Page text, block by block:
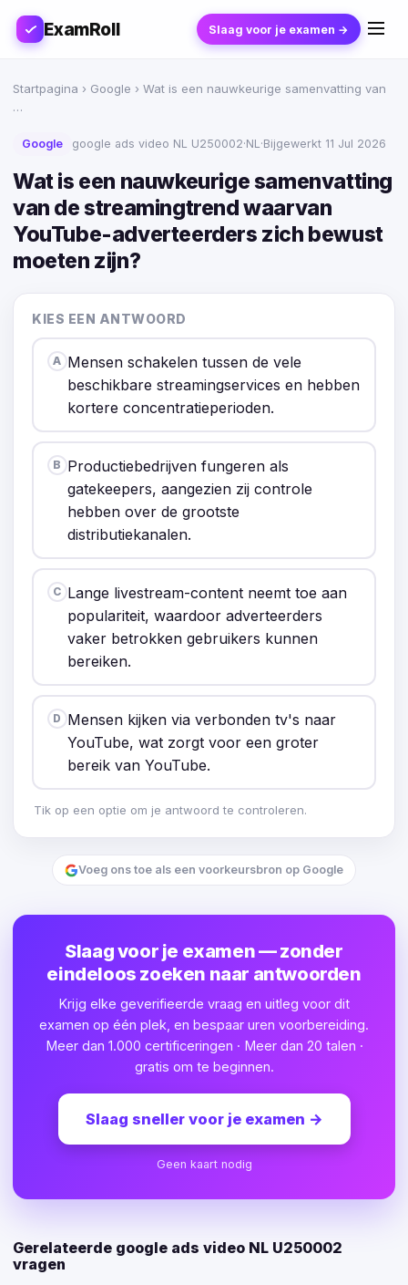
ExamRoll Slaag voor je examen →
Startpagina › Google › Wat is een nauwkeurige samenvatting van
…
Google google ads video NL U250002·NL·Bijgewerkt 11 Jul 2026
Wat is een nauwkeurige samenvatting
van de streamingtrend waarvan
YouTube-adverteerders zich bewust
moeten zijn?
KIES EEN ANTWOORD
A Mensen schakelen tussen de vele
beschikbare streamingservices en hebben
kortere concentratieperioden.
B Productiebedrijven fungeren als
gatekeepers, aangezien zij controle
hebben over de grootste
distributiekanalen.
C Lange livestream-content neemt toe aan
populariteit, waardoor adverteerders
vaker betrokken gebruikers kunnen
bereiken.
D Mensen kijken via verbonden tv's naar
YouTube, wat zorgt voor een groter
bereik van YouTube.
Tik op een optie om je antwoord te controleren.
Voeg ons toe als een voorkeursbron op Google
Slaag voor je examen — zonder
eindeloos zoeken naar antwoorden
Krijg elke geverifieerde vraag en uitleg voor dit
examen op één plek, en bespaar uren voorbereiding.
Meer dan 1.000 certificeringen · Meer dan 20 talen ·
gratis om te beginnen.
Slaag sneller voor je examen →
Geen kaart nodig
Gerelateerde google ads video NL U250002
vragen